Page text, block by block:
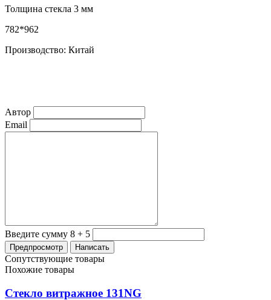
Толщина стекла 3 мм
782*962
Производство: Китай
Автор
Email
Введите сумму 8 + 5
Сопутствующие товары
Похожие товары
Стекло витражное 131NG